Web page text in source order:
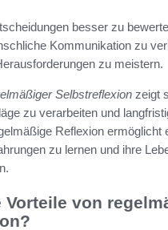
besser zu
Kommunikation zu
zu meistern.
Selbstreflexion zeigt
zu verarbeiten und
Reflexion ermöglicht
zu lernen und ihre
Vorteile von